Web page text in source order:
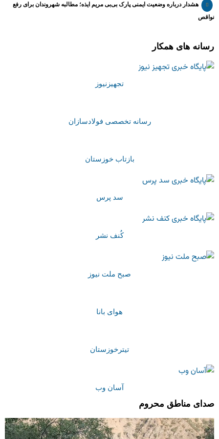
هشدار درباره وضعیت ایمنی پارک بی‌بی مریم ایذه؛ مطالبه شهروندان برای رفع
نواقص
رسانه های همکار
تجهیزنیوز
رسانه تخصصی فولادسازان
بازتاب خوزستان
سد پرس
کُنف نشر
صبح ملت نیوز
هوای بانا
تیترخوزستان
آسان وب
صدای مناطق محروم